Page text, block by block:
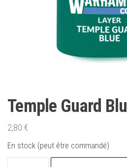
Temple Guard
2,80 €
En stock (peut être commandé)